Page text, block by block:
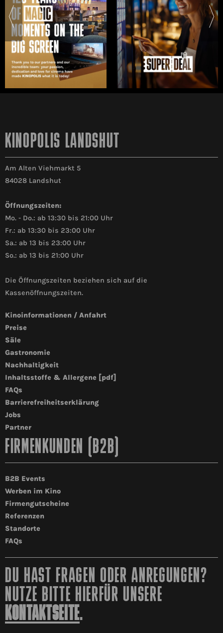
KINOPOLIS LANDSHUT
Am Alten Viehmarkt 5
84028 Landshut
Öffnungszeiten:
Mo. - Do.: ab 13:30 bis 21:00 Uhr
Fr.: ab 13:30 bis 23:00 Uhr
Sa.: ab 13 bis 23:00 Uhr
So.: ab 13 bis 21:00 Uhr
Die Öffnungszeiten beziehen sich auf die
Kassenöffnungszeiten.
Kinoinformationen / Anfahrt
Preise
Säle
Gastronomie
Nachhaltigkeit
Inhaltsstoffe & Allergene [pdf]
FAQs
Barrierefreiheitserklärung
Jobs
Partner
FIRMENKUNDEN (B2B)
B2B Events
Werben im Kino
Firmengutscheine
Referenzen
Standorte
FAQs
DU HAST FRAGEN ODER ANREGUNGEN?
NUTZE BITTE HIERFÜR UNSERE
KONTAKTSEITE.